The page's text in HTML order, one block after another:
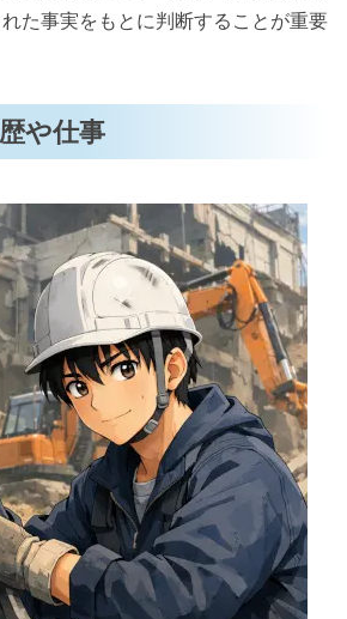
た事実をもとに判断することが重要
や仕事